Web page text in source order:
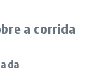
a corrida